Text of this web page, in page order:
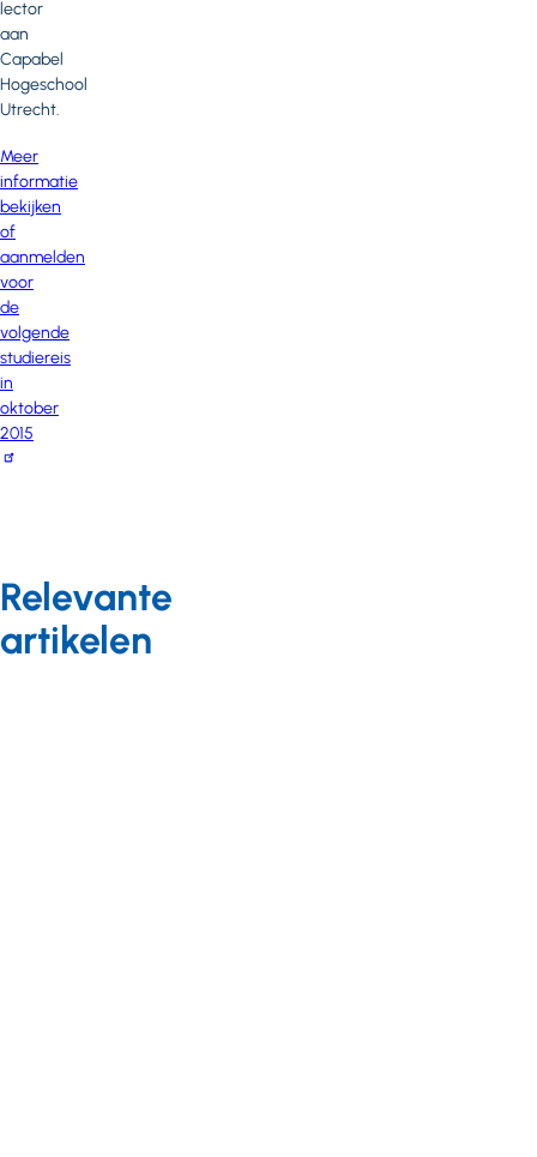
lector
aan
Capabel
Hogeschool
Utrecht.
Meer
informatie
bekijken
of
aanmelden
voor
de
volgende
studiereis
in
oktober
2015
Relevante
artikelen